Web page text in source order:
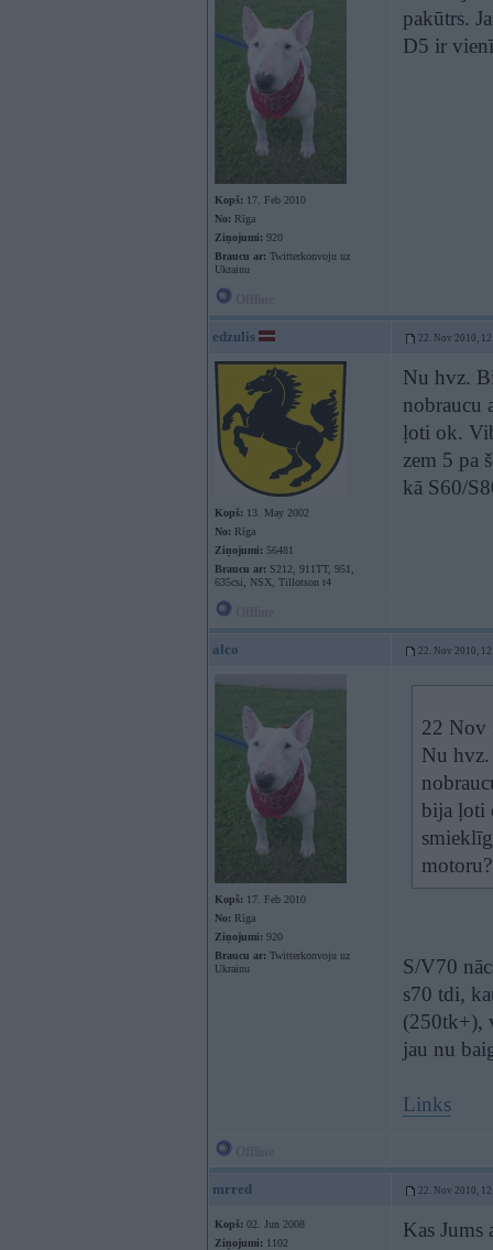
Kopš: 17. Feb 2010
No: Rīga
Ziņojumi: 920
Braucu ar: Twitterkonvoju uz
Ukrainu
pakūtrs.
D5 ir
edzulis 22. Nov 2010,
Kopš: 13. May 2002
No: Rīga
Ziņojumi: 56481
Braucu ar: S212, 911TT, 951,
635csi, NSX, Tillotson t4
Nu hvz.
nobraucu
ļoti ok.
zem 5 pa
kā S60/
alco 22. Nov 2010,
Kopš: 17. Feb 2010
No: Rīga
Ziņojumi: 920
Braucu ar: Twitterkonvoju uz
Ukrainu
22 Nov
Nu hvz.
bija ļoti
S/V70
s70 tdi,
(250tk+),
jau nu
Links
mrred 22. Nov 2010,
Kopš: 02. Jun 2008
Ziņojumi: 1102
Kas Jums